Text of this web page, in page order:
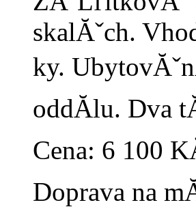
skalĂˇch.
ky.
oddĂ­lu. Dva
Cena: 6 100
Doprava na